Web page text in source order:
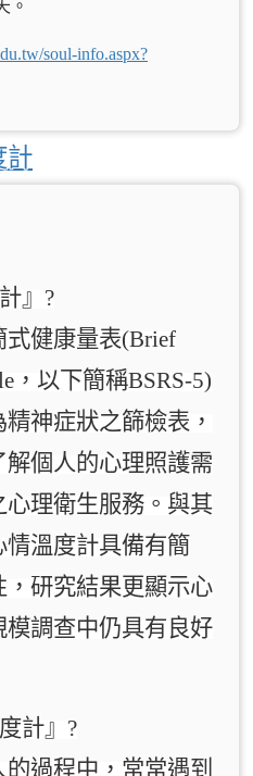
。
soul-info.aspx?
計
』?
健康量表(Brief
，以下簡稱BSRS-5)
神症狀之篩檢表，
解個人的心理照護需
理衛生服務。與其
溫度計具備有簡
研究結果更顯示心
調查中仍具有良好
計』?
過程中，常常遇到